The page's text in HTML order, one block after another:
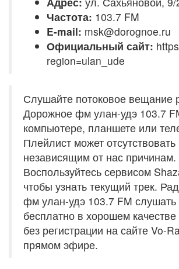
Частота: 103.7 FM
E-mail: msk@dorognoe.ru
Официальный сайт:
region=ulan_ude
Слушайте потоковое вещание
Дорожное фм улан-удэ 103.7
компьютере, планшете или
Плейлист может отсутствовать
независящим от нас причинам.
Воспользуйтесь сервисом
чтобы узнать текущий трек.
фм улан-удэ 103.7 FM слушать
бесплатно в хорошем
без регистрации на сайте Vo-
прямом эфире.